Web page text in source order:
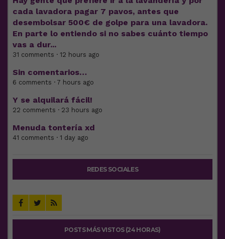
cada lavadora pagar 7 pavos, antes que
desembolsar 500€ de golpe para una lavadora.
En parte lo entiendo si no sabes cuánto tiempo
vas a dur...
31 comments · 12 hours ago
Sin comentarios…
6 comments · 7 hours ago
Y se alquilará fácil!
22 comments · 23 hours ago
Menuda tontería xd
41 comments · 1 day ago
REDES SOCIALES
POSTS MÁS VISTOS (24 HORAS)